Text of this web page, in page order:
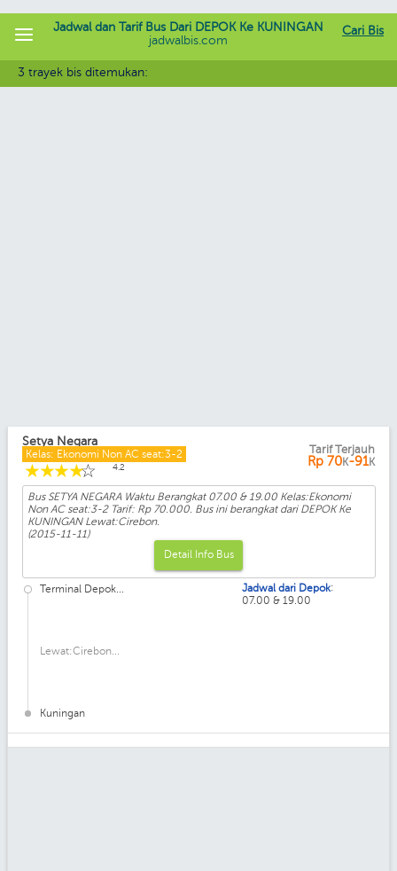
Cari Bis
Jadwal dan Tarif Bus Dari DEPOK Ke KUNINGAN
jadwalbis.com
3 trayek bis ditemukan:
Setya Negara
Kelas: Ekonomi Non AC seat:3-2
☆
☆
☆
☆
☆ 4.2
Tarif Terjauh
Rp 70K-91K
Bus SETYA NEGARA Waktu Berangkat 07.00 & 19.00 Kelas:Ekonomi
Non AC seat:3-2 Tarif: Rp 70.000. Bus ini berangkat dari DEPOK Ke
KUNINGAN Lewat:Cirebon.
(2015-11-11)
Detail Info Bus
Terminal Depok...
Lewat:Cirebon...
Kuningan
Jadwal dari Depok:
07.00 & 19.00